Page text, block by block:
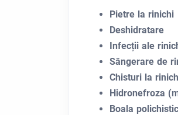
Pietre la rinichi
Deshidratare
Infecții ale
Sângerare de
Chisturi la
Hidronefroza
Boala